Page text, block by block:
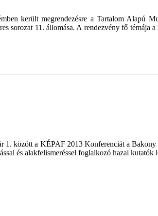
került megrendezésre a Tartalom Alapú
sorozat 11. állomása. A rendezvény fő témája
között a KÉPAF 2013 Konferenciát a
és alakfelismeréssel foglalkozó hazai kutatók